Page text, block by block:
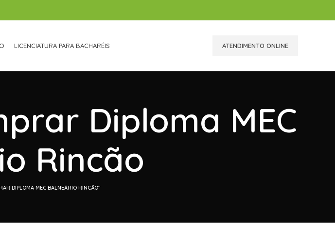
LICENCIATURA PARA BACHARÉIS ATENDIMENTO ONLINE
Diploma MEC
Rincão
DIPLOMA MEC BALNEÁRIO RINCÃO"